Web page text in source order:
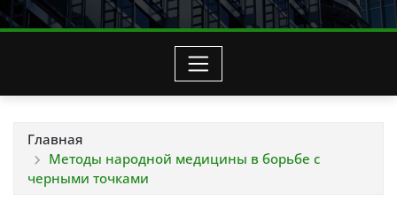
Главная
Методы народной медицины в борьбе с
черными точками